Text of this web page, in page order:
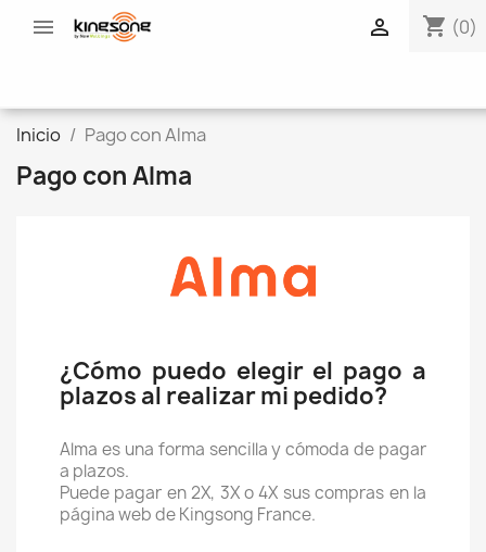
 shopping_cart (0)

Inicio Pago con Alma
Pago con Alma
¿Cómo puedo elegir el pago a
plazos al realizar mi pedido?
Alma es una forma sencilla y cómoda de pagar
a plazos.
Puede pagar en 2X, 3X o 4X sus compras en la
página web de Kingsong France.